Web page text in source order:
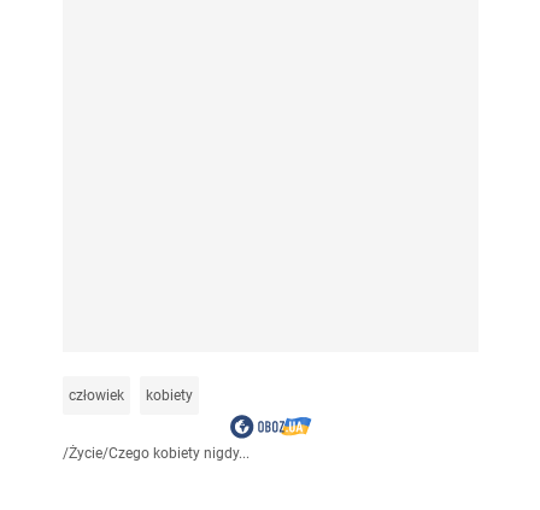
człowiek kobiety
/Życie/Czego kobiety nigdy...